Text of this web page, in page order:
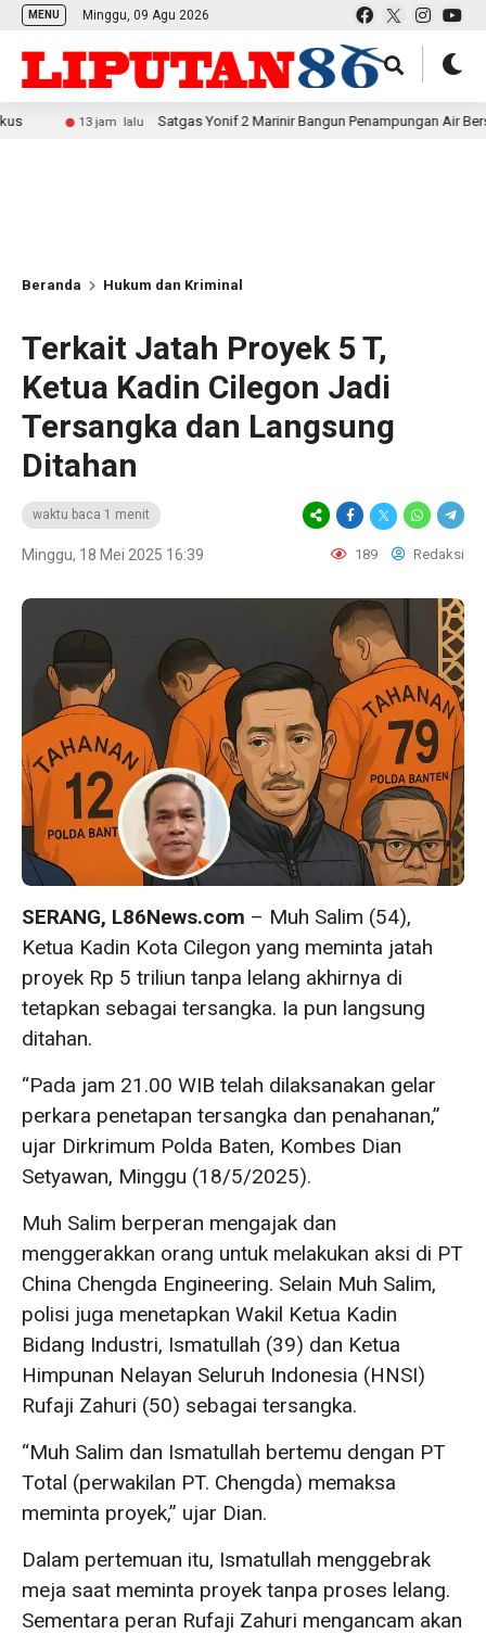
MENU Minggu, 09 Agu 2026
13 jam lalu Satgas Yonif 2 Marinir Bangun Penampungan Air Bersama
Beranda Hukum dan Kriminal
Terkait Jatah Proyek 5 T,
Ketua Kadin Cilegon Jadi
Tersangka dan Langsung
Ditahan
waktu baca 1 menit
Minggu, 18 Mei 2025 16:39 189 Redaksi
SERANG, L86News.com – Muh Salim (54),
Ketua Kadin Kota Cilegon yang meminta jatah
proyek Rp 5 triliun tanpa lelang akhirnya di
tetapkan sebagai tersangka. Ia pun langsung
ditahan.
“Pada jam 21.00 WIB telah dilaksanakan gelar
perkara penetapan tersangka dan penahanan,”
ujar Dirkrimum Polda Baten, Kombes Dian
Setyawan, Minggu (18/5/2025).
Muh Salim berperan mengajak dan
menggerakkan orang untuk melakukan aksi di PT
China Chengda Engineering. Selain Muh Salim,
polisi juga menetapkan Wakil Ketua Kadin
Bidang Industri, Ismatullah (39) dan Ketua
Himpunan Nelayan Seluruh Indonesia (HNSI)
Rufaji Zahuri (50) sebagai tersangka.
“Muh Salim dan Ismatullah bertemu dengan PT
Total (perwakilan PT. Chengda) memaksa
meminta proyek,” ujar Dian.
Dalam pertemuan itu, Ismatullah menggebrak
meja saat meminta proyek tanpa proses lelang.
Sementara peran Rufaji Zahuri mengancam akan